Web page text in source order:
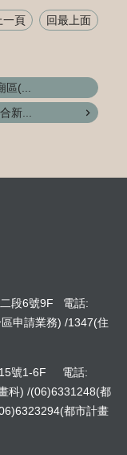
一頁 回最上面
(...
新...
二段6號9F 電話:
申請業務) /1347(住
15號1-6F 電話:
科) /(06)6331248(都
都市計畫